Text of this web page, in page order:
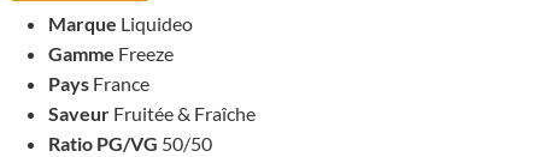
Marque Liquideo
Gamme Freeze
Pays France
Saveur Fruitée & Fraîche
Ratio PG/VG 50/50